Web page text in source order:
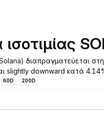
διαπραγματεύεται
slightly downward κατά
60D 200D